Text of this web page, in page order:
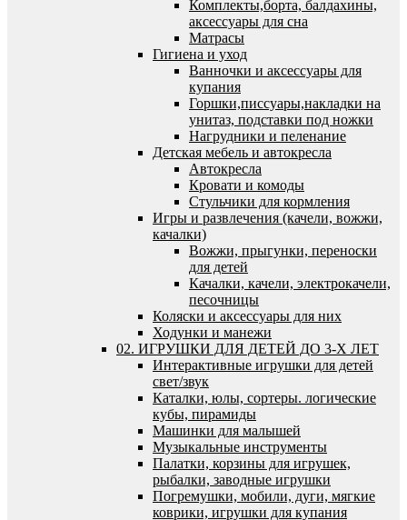
Комплекты,борта, балдахины,
аксессуары для сна
Матрасы
Гигиена и уход
Ванночки и аксессуары для
купания
Горшки,писсуары,накладки на
унитаз, подставки под ножки
Нагрудники и пеленание
Детская мебель и автокресла
Автокресла
Кровати и комоды
Стульчики для кормления
Игры и развлечения (качели, вожжи,
качалки)
Вожжи, прыгунки, переноски
для детей
Качалки, качели, электрокачели,
песочницы
Коляски и аксессуары для них
Ходунки и манежи
02. ИГРУШКИ ДЛЯ ДЕТЕЙ ДО 3-Х ЛЕТ
Интерактивные игрушки для детей
свет/звук
Каталки, юлы, сортеры. логические
кубы, пирамиды
Машинки для малышей
Музыкальные инструменты
Палатки, корзины для игрушек,
рыбалки, заводные игрушки
Погремушки, мобили, дуги, мягкие
коврики, игрушки для купания